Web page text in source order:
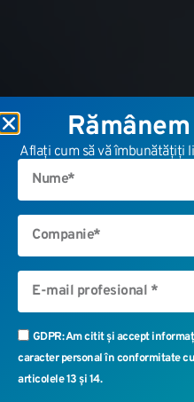
Aflați cum să vă îmbunătățiți
GDPR: Am citit și accept
caracter personal în conformitate
articolele 13 și 14.